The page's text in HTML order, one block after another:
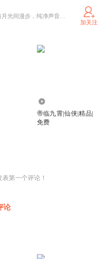
一缕清茶时间，带你在墨香与月光间漫步，纯净声音如山间清泉、晨曦初露，以古风、历史、言情为舟，带你穿越古今，在历史的星河中寻找曾经的璀璨！
加关注
帝临九霄|仙侠|精品|
免费
第一个评论！
论